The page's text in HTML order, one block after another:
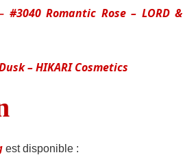
#3040 Romantic Rose – LORD &
–HIKARI Cosmetics
est disponible :